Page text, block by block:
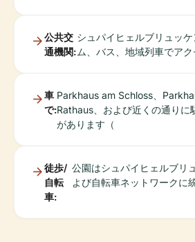
公共交
通機関:
シュパイヒェルブリュッ
ム、バス、地域列車でアク
車
で:
Parkhaus am Schloss、
Rathaus、および近くの通りに
があります（
徒歩/
自転
車:
公園はシュパイヒェルブリ
よび自転車ネットワークに